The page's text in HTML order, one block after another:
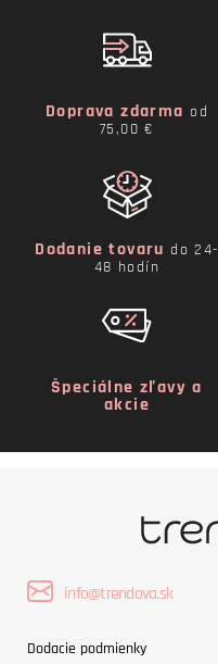
Doprava zdarma od
75,00 €
Dodanie tovaru do 24-
48 hodín
Špeciálne zľavy a
akcie
info@trendova.sk
Dodacie podmienky